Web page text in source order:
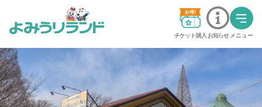
チケット購入 お知らせ メニュー
営業時間・カレンダー